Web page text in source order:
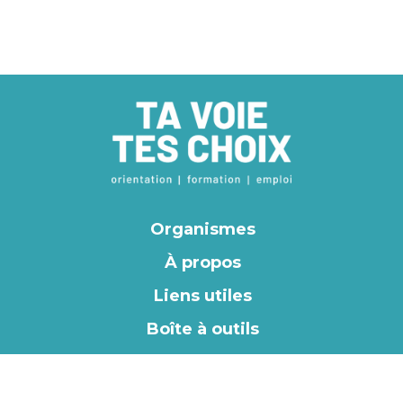
Organismes
À propos
Liens utiles
Boîte à outils